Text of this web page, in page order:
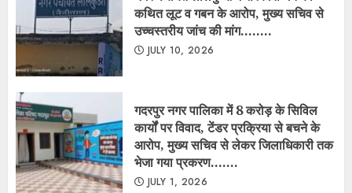
नगर पंचायत गूलरभोज में घोटोलेबाजों का नंगा
Copyright © All rights reserved.|ChromeNews